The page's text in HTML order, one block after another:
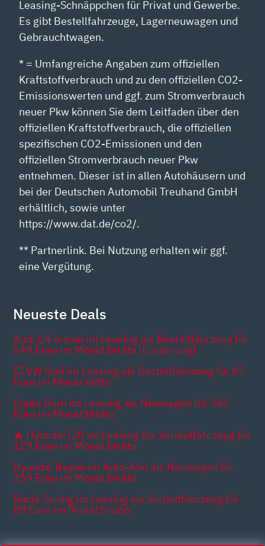
Leasing-Schnäppchen für Privat und Gewerbe.
Es gibt Bestellfahrzeuge, Lagerneuwagen und
Gebrauchtwagen.
* = Umfangreiche Angaben zum offiziellen
Kraftstoffverbrauch und zu den offiziellen CO2-
Emissionswerten und ggf. zum Stromverbrauch
neuer Pkw können Sie dem Leitfaden über den
offiziellen Kraftstoffverbrauch, die offiziellen
spezifischen CO2-Emissionen und den
offiziellen Stromverbrauch neuer Pkw
entnehmen. Dieser ist in allen Autohäusern und
bei der Deutschen Automobil Treuhand GmbH
erhältlich, sowie unter
https://www.dat.de/co2/.
** Partnerlink. Bei Nutzung erhalten wir ggf.
eine Vergütung.
Neueste Deals
Audi Q4 e-tron im Leasing als Bestellfahrzeug für
549 Euro im Monat brutto [Eroberung]
💥 VW Golf im Leasing als Bestellfahrzeug für 87
Euro im Monat netto
Cupra Born im Leasing als Neuwagen für 342
Euro im Monat brutto
🔥 Hyundai i20 im Leasing Als Vorlauffahrzeug für
129 Euro im Monat brutto
Hyundai Bayon im Auto-Abo als Neuwagen für
259 Euro im Monat brutto
Dacia Spring im Leasing als Vorlauffahrzeug für
89 Euro im Monat brutto